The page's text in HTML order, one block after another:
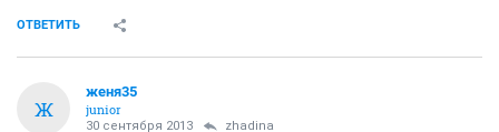
ОТВЕТИТЬ
Ж
женя35
junior
30 сентября 2013 zhadina